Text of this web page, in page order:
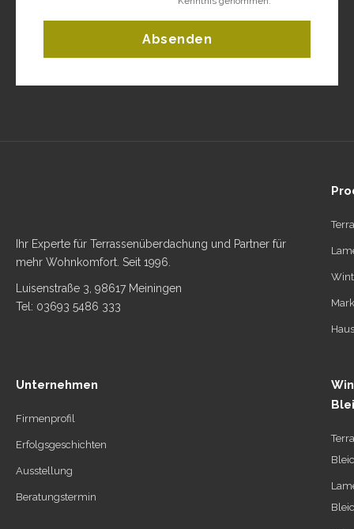
Absenden
Ihr Experte für Terrassenüberdachung und Partner für
mehr Wohnkomfort. Seit 1996.
Luisenstraße 3, 98617 Meiningen
Tel: 03693 5486 333
Unternehmen
Firmenprofil
Erfolgsgeschichten
Ausstellung
Beratungstermin